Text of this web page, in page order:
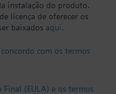
instalação do produto.
licença de oferecer os
baixados aqui.
com os termos
Final (EULA) e os termos